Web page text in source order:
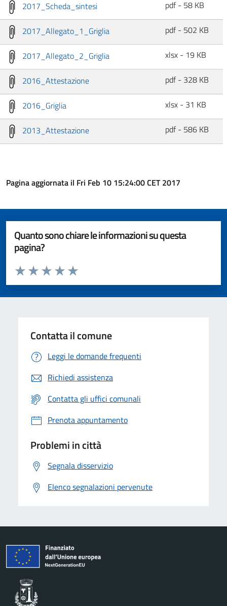
2017_Scheda_sintesi pdf - 58 KB
2017_Allegato_1_Griglia pdf - 502 KB
2017_Allegato_2_Griglia xlsx - 19 KB
2016_Attestazione pdf - 328 KB
2016_Griglia xlsx - 31 KB
2013_Attestazione pdf - 586 KB
Pagina aggiornata il Fri Feb 10 15:24:00 CET 2017
Quanto sono chiare le informazioni su questa
pagina?
Valuta da 1 a 5 stelle la pagina
Valuta 5 stelle su 5
Valuta 4 stelle su 5
Valuta 3 stelle su 5
Valuta 2 stelle su 5
Valuta 1 stelle su 5
Contatta il comune
Leggi le domande frequenti
Richiedi assistenza
Contatta gli uffici comunali
Prenota appuntamento
Problemi in città
Segnala disservizio
Elenco segnalazioni pervenute